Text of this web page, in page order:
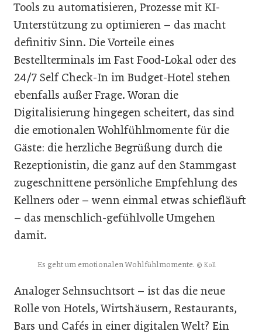
Tools zu automatisieren, Prozesse mit KI-
Unterstützung zu optimieren – das macht
definitiv Sinn. Die Vorteile eines
Bestellterminals im Fast Food-Lokal oder des
24/7 Self Check-In im Budget-Hotel stehen
ebenfalls außer Frage. Woran die
Digitalisierung hingegen scheitert, das sind
die emotionalen Wohlfühlmomente für die
Gäste: die herzliche Begrüßung durch die
Rezeptionistin, die ganz auf den Stammgast
zugeschnittene persönliche Empfehlung des
Kellners oder – wenn einmal etwas schiefläuft
– das menschlich-gefühlvolle Umgehen
damit.
Es geht um emotionalen Wohlfühlmomente. © Koll
Analoger Sehnsuchtsort – ist das die neue
Rolle von Hotels, Wirtshäusern, Restaurants,
Bars und Cafés in einer digitalen Welt? Ein